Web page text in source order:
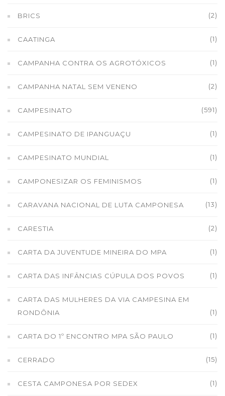
BRICS (2)
CAATINGA (1)
CAMPANHA CONTRA OS AGROTÓXICOS (1)
CAMPANHA NATAL SEM VENENO (2)
CAMPESINATO (591)
CAMPESINATO DE IPANGUAÇU (1)
CAMPESINATO MUNDIAL (1)
CAMPONESIZAR OS FEMINISMOS (1)
CARAVANA NACIONAL DE LUTA CAMPONESA (13)
CARESTIA (2)
CARTA DA JUVENTUDE MINEIRA DO MPA (1)
CARTA DAS INFÂNCIAS CÚPULA DOS POVOS (1)
CARTA DAS MULHERES DA VIA CAMPESINA EM
RONDÔNIA
(1)
CARTA DO 1º ENCONTRO MPA SÃO PAULO (1)
CERRADO (15)
CESTA CAMPONESA POR SEDEX (1)